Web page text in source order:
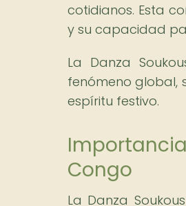
cotidianos. Esta
y su capacidad
La Danza
fenómeno global,
espíritu festivo.
Congo
La Danza